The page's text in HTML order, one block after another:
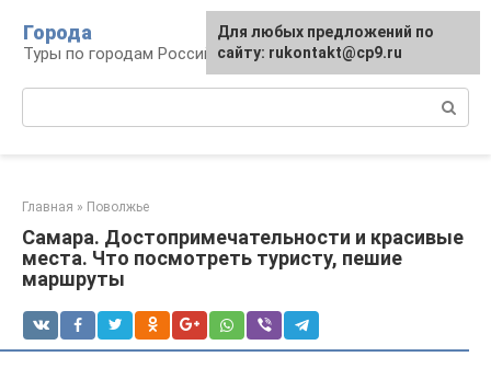
контенту
Города
Туры по городам Российской Федерации
Главная » Поволжье
Самара. Достопримечательности и красивые
места. Что посмотреть туристу, пешие
маршруты
Для любых предложений по
сайту: rukontakt@cp9.ru